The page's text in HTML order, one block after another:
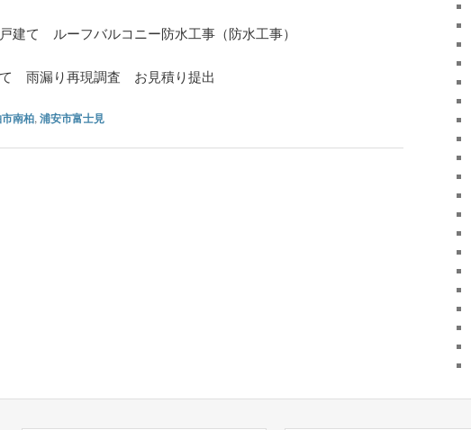
建て ルーフバルコニー防水工事（防水工事）
雨漏り再現調査 お見積り提出
南柏, 浦安市富士見